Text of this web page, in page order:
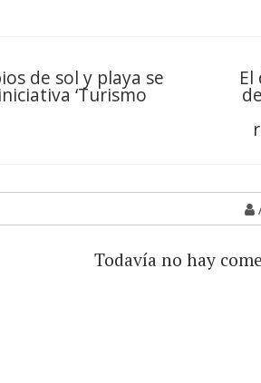
de sol y playa se
‘Turismo
Todavía no hay